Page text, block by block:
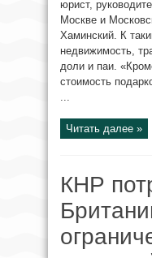
юрист,
Москве и
Хаминский. К
недвижимость,
доли и паи.
стоимость
...
Читать далее »
КНР